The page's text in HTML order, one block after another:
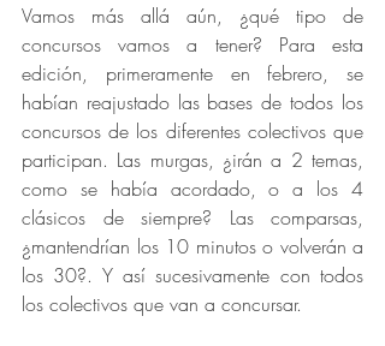
Vamos más allá aún, ¿qué tipo de
concursos vamos a tener? Para esta
edición, primeramente en febrero, se
habían reajustado las bases de todos los
concursos de los diferentes colectivos que
participan. Las murgas, ¿irán a 2 temas,
como se había acordado, o a los 4
clásicos de siempre? Las comparsas,
¿mantendrían los 10 minutos o volverán a
los 30?. Y así sucesivamente con todos
los colectivos que van a concursar.